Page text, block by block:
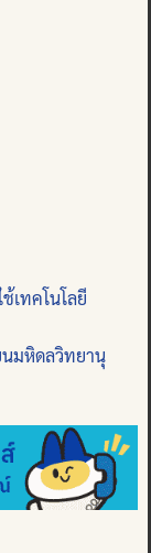
เทคโนโลยี
นมหิดลวิทยานุ